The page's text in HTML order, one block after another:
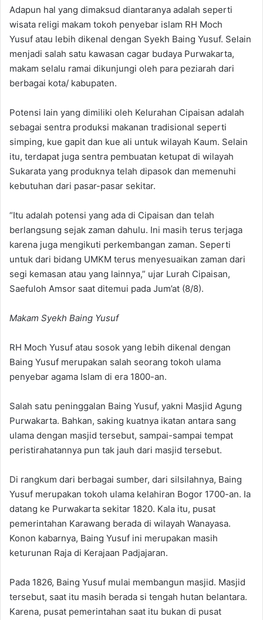
Adapun hal yang dimaksud diantaranya adalah seperti
wisata religi makam tokoh penyebar islam RH Moch
Yusuf atau lebih dikenal dengan Syekh Baing Yusuf. Selain
menjadi salah satu kawasan cagar budaya Purwakarta,
makam selalu ramai dikunjungi oleh para peziarah dari
berbagai kota/ kabupaten.
Potensi lain yang dimiliki oleh Kelurahan Cipaisan adalah
sebagai sentra produksi makanan tradisional seperti
simping, kue gapit dan kue ali untuk wilayah Kaum. Selain
itu, terdapat juga sentra pembuatan ketupat di wilayah
Sukarata yang produknya telah dipasok dan memenuhi
kebutuhan dari pasar-pasar sekitar.
“Itu adalah potensi yang ada di Cipaisan dan telah
berlangsung sejak zaman dahulu. Ini masih terus terjaga
karena juga mengikuti perkembangan zaman. Seperti
untuk dari bidang UMKM terus menyesuaikan zaman dari
segi kemasan atau yang lainnya,” ujar Lurah Cipaisan,
Saefuloh Amsor saat ditemui pada Jum’at (8/8).
Makam Syekh Baing Yusuf
RH Moch Yusuf atau sosok yang lebih dikenal dengan
Baing Yusuf merupakan salah seorang tokoh ulama
penyebar agama Islam di era 1800-an.
Salah satu peninggalan Baing Yusuf, yakni Masjid Agung
Purwakarta. Bahkan, saking kuatnya ikatan antara sang
ulama dengan masjid tersebut, sampai-sampai tempat
peristirahatannya pun tak jauh dari masjid tersebut.
Di rangkum dari berbagai sumber, dari silsilahnya, Baing
Yusuf merupakan tokoh ulama kelahiran Bogor 1700-an. Ia
datang ke Purwakarta sekitar 1820. Kala itu, pusat
pemerintahan Karawang berada di wilayah Wanayasa.
Konon kabarnya, Baing Yusuf ini merupakan masih
keturunan Raja di Kerajaan Padjajaran.
Pada 1826, Baing Yusuf mulai membangun masjid. Masjid
tersebut, saat itu masih berada si tengah hutan belantara.
Karena, pusat pemerintahan saat itu bukan di pusat